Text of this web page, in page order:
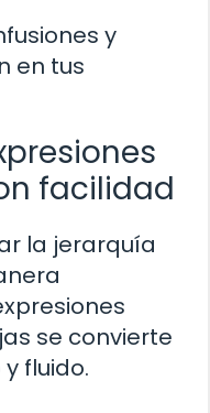
y
en tus
facilidad
la jerarquía
se convierte
fluido.